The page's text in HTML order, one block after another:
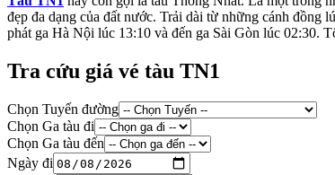
đẹp đa dạng của đất nước. Trải dài từ những cánh
phát ga Hà Nội lúc 13:10 và đến ga Sài Gòn lúc 02:30.
Tra cứu giá vé tàu TN1
Chọn Tuyến đường
Chọn Ga tàu đi
Chọn Ga tàu đến
Ngày đi